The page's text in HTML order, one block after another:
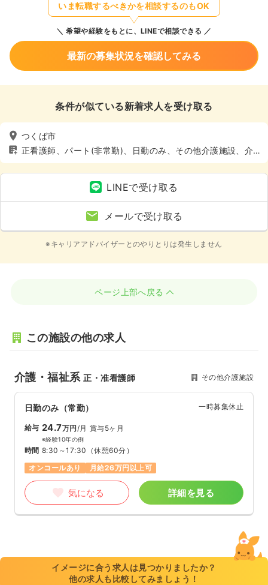
いま転職するべきかを相談するのもOK
希望や経験をもとに、LINEで相談できる
最新の募集状況を確認してみる
条件が似ている新着求人を受け取る
つくば市
正看護師、パート(非常勤)、日勤のみ、その他介護施設、介
護・福祉系、土日休み
LINEで受け取る
メールで受け取る
※キャリアアドバイザーとのやりとりは発生しません
ページ上部へ戻る
この施設の他の求人
介護・福祉系正・准看護師 その他介護施設
日勤のみ（常勤） 一時募集休止
給与 24.7万円/月 賞与5ヶ月
※経験10年の例
時間 8:30～17:30 （休憩60分）
オンコールあり
月給26万円以上可
気になる 詳細を見る
イメージに合う求人は見つかりましたか？
他の求人も比較してみましょう！